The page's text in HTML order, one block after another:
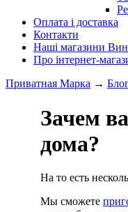
Оплата і доставка
Контакти
Наші магазини
Про інтернет-
Приватная Марка →
​​Зачем
дома?
На то есть
Мы сможете